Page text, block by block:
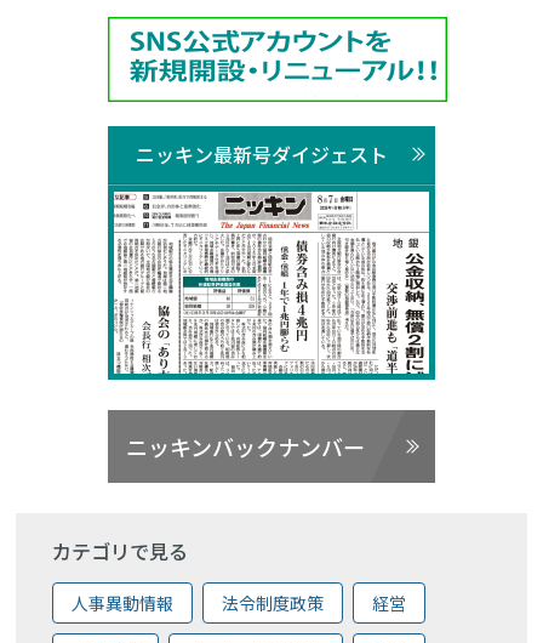
ニッキン最新号ダイジェスト
ニッキンバックナンバー
カテゴリで見る
人事異動情報 法令制度政策 経営